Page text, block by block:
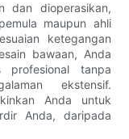
dan dioperasikan,
maupun ahli
ketegangan
bawaan, Anda
profesional tanpa
ekstensif.
Anda untuk
Anda, daripada